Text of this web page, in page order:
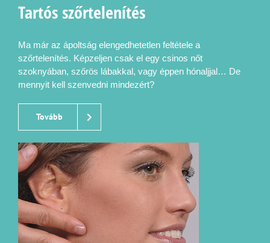
Tartós szőrtelenítés
Ma már az ápoltság elengedhetetlen feltétele a
szőrtelenítés. Képzeljen csak el egy csinos nőt
szoknyában, szőrös lábakkal, vagy éppen hónaljjal… De
mennyit kell szenvedni mindezért?
Tovább